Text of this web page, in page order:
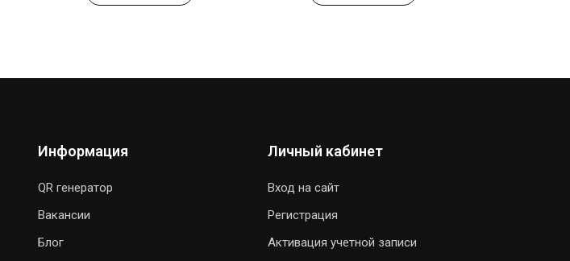
Информация
QR генератор
Вакансии
Блог
Личный кабинет
Вход на сайт
Регистрация
Активация учетной записи